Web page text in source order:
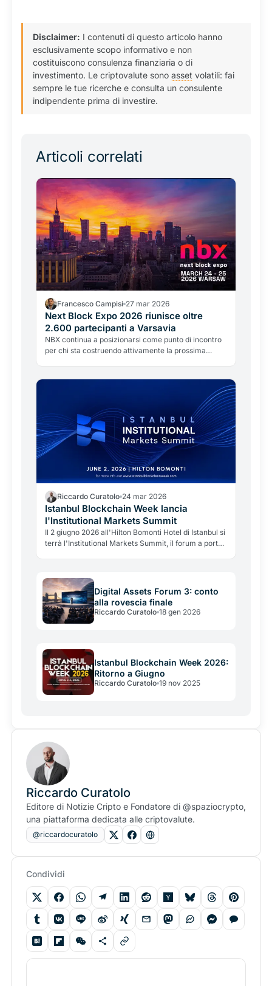
Disclaimer: I contenuti di questo articolo hanno
esclusivamente scopo informativo e non
costituiscono consulenza finanziaria o di
investimento. Le criptovalute sono asset volatili: fai
sempre le tue ricerche e consulta un consulente
indipendente prima di investire.
Articoli correlati
Francesco Campisi 27 mar 2026
Next Block Expo 2026 riunisce oltre
2.600 partecipanti a Varsavia
NBX continua a posizionarsi come punto di incontro
per chi sta costruendo attivamente la prossima
Riccardo Curatolo 24 mar 2026
Istanbul Blockchain Week lancia
l'Institutional Markets Summit
Il 2 giugno 2026 all'Hilton Bomonti Hotel di Istanbul si
terrà l'Institutional Markets Summit, il forum a porte
Digital Assets Forum 3: conto
alla rovescia finale
Riccardo Curatolo 18 gen 2026
Istanbul Blockchain Week 2026:
Ritorno a Giugno
Riccardo Curatolo 19 nov 2025
Riccardo Curatolo
Editore di Notizie Cripto e Fondatore di @spaziocrypto,
una piattaforma dedicata alle criptovalute.
@riccardocuratolo
Condividi